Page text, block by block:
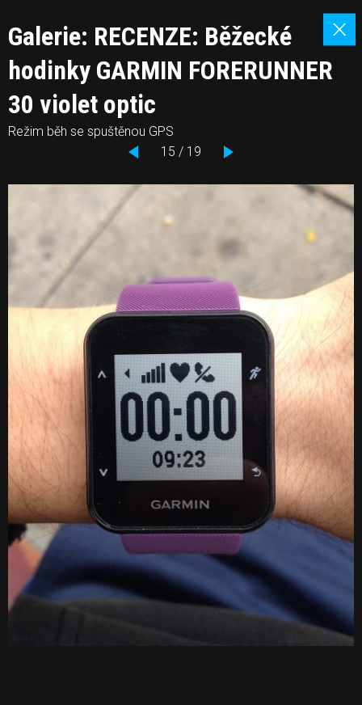
Galerie: RECENZE: Běžecké
hodinky GARMIN FORERUNNER
30 violet optic
Režim běh se spuštěnou GPS
15 / 19